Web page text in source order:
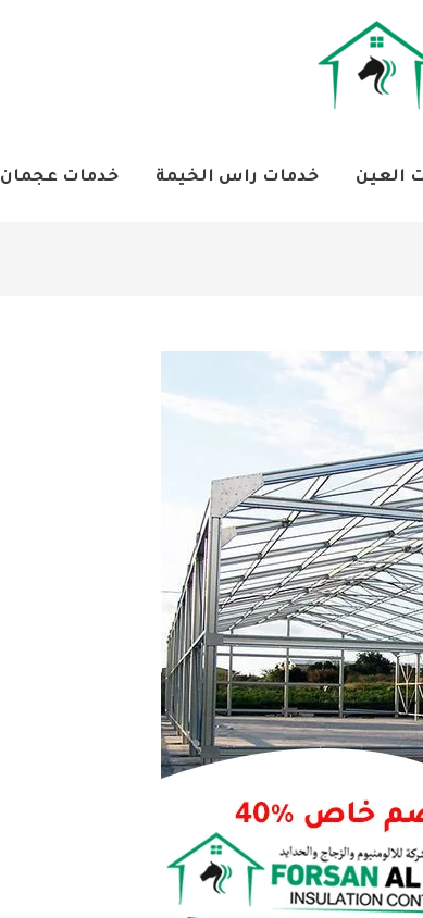
العين خدمات راس الخيمة خدمات عجمان